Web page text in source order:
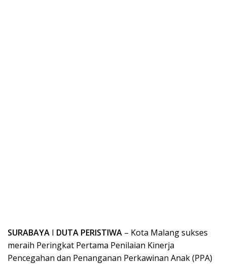
SURABAYA I DUTA PERISTIWA – Kota Malang sukses
meraih Peringkat Pertama Penilaian Kinerja
Pencegahan dan Penanganan Perkawinan Anak (PPA)